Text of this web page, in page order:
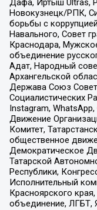
Дафа, Иртыш Ultras,
Новокузнецк/РПК,
борьбы с
Навального, Совет
Краснодара,
объединение
Адат, Народный
Архангельской
Держава Союз
Социалистических
Instagram,
Движение
Комитет,
общественное
Демократическое
Татарской
Республики,
Исполнительный
Красноярского
объединение, ЛГБТ,